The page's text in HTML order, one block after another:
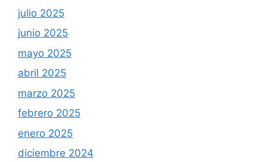
julio 2025
junio 2025
mayo 2025
abril 2025
marzo 2025
febrero 2025
enero 2025
diciembre 2024